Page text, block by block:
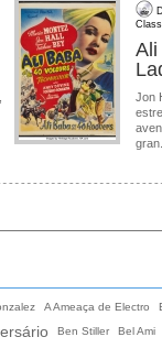
Ali
Jon
A Ameaça de Electro
Ben Stiller Bel Ami